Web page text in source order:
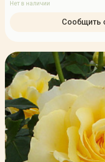
Нет в наличии
Сообщить